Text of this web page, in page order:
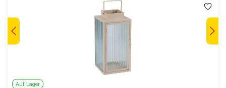
Auf Lager